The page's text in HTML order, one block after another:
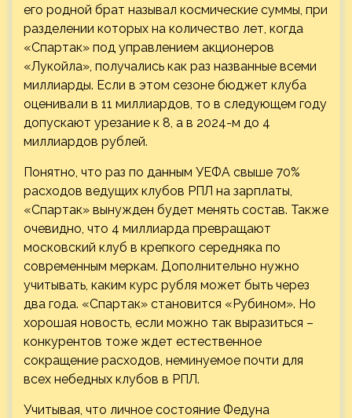
его родной брат называл космические суммы, при
разделении которых на количество лет, когда
«Спартак» под управлением акционеров
«Лукойла», получались как раз названные всеми
миллиарды. Если в этом сезоне бюджет клуба
оценивали в 11 миллиардов, то в следующем году
допускают урезание к 8, а в 2024-м до 4
миллиардов рублей.
Понятно, что раз по данным УЕФА свыше 70%
расходов ведущих клубов РПЛ на зарплаты,
«Спартак» вынужден будет менять состав. Также
очевидно, что 4 миллиарда превращают
московский клуб в крепкого середняка по
современным меркам. Дополнительно нужно
учитывать, каким курс рубля может быть через
два года. «Спартак» становится «Рубином». Но
хорошая новость, если можно так выразиться –
конкурентов тоже ждет естественное
сокращение расходов, неминуемое почти для
всех небедных клубов в РПЛ.
Учитывая, что личное состояние Федуна